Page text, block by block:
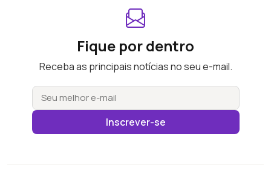
Fique por dentro
Receba as principais notícias no seu e-mail.
Inscrever-se